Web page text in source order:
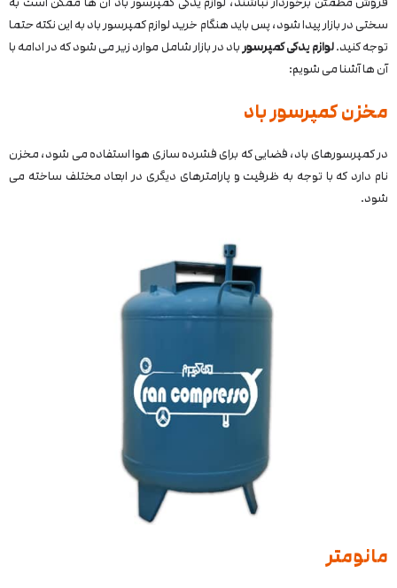
سختی در بازار پیدا شود، پس باید هنگام خرید لوازم کمپرسور باد به این نکته حتما
توجه کنید.لوازم یدکی کمپرسور باد در بازار شامل موارد زیر می شود که در ادامه با
آن ها آشنا می شویم:
مخزن کمپرسور باد
در کمپرسورهای باد، فضایی که برای فشرده سازی هوا استفاده می شود، مخزن
نام دارد که با توجه به ظرفیت و پارامترهای دیگری در ابعاد مختلف ساخته می
شود.
مانومتر